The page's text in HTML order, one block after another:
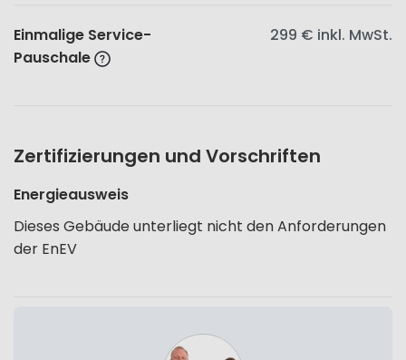
Einmalige Service-
Pauschale
299 € inkl. MwSt.
Zertifizierungen und Vorschriften
Energieausweis
Dieses Gebäude unterliegt nicht den Anforderungen
der EnEV